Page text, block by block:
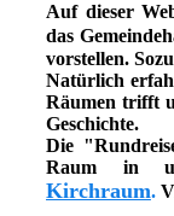
Auf dieser
das
vorstellen.
Natürlich
Räumen trifft
Geschichte.
Die
Raum in
Kirchraum.